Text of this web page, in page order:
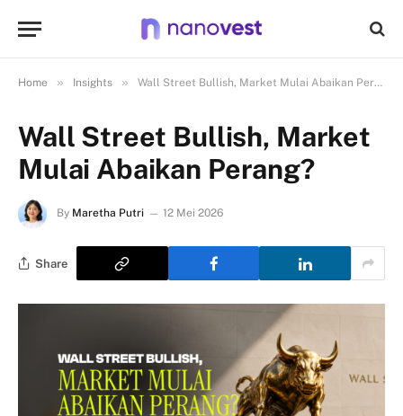
Home » Insights » Wall Street Bullish, Market Mulai Abaikan Perang?
Wall Street Bullish, Market
Mulai Abaikan Perang?
By Maretha Putri 12 Mei 2026
Share